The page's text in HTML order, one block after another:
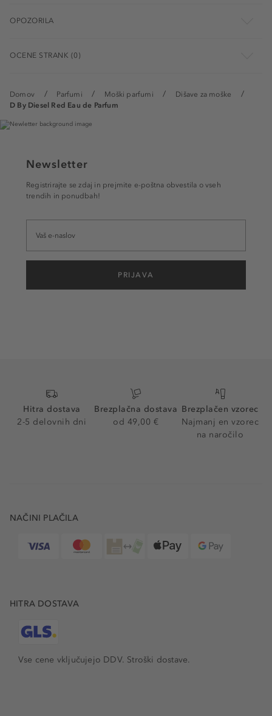
Domov Parfumi Moški parfumi
Dišave za moške
D By Diesel Red Eau de Parfum
OPOZORILA
OCENE STRANK (0)
Newsletter
Registrirajte se zdaj in prejmite e-poštna obvestila o vseh
trendih in ponudbah!
PRIJAVA
Hitra dostava
2-5 delovnih dni
Brezplačna dostava
od 49,00 €
Brezplačen vzorec
Najmanj en vzorec
na naročilo
NAČINI PLAČILA
HITRA DOSTAVA
Vse cene vključujejo DDV. Stroški dostave.